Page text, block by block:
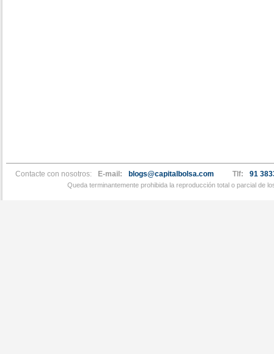
Contacte con nosotros: E-mail: blogs@capitalbolsa.com Tlf: 91
Queda terminantemente prohibida la reproducción total o parcial de